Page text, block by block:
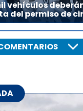
vehículos
del permiso de